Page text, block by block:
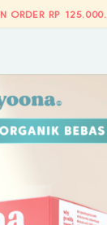
ORDER RP 125.000.